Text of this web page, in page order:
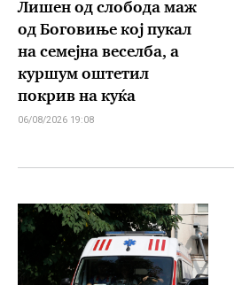
Лишен од слобода маж
од Боговиње кој пукал
на семејна веселба, а
куршум оштетил
покрив на куќа
06/08/2026 19:08